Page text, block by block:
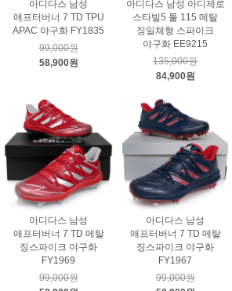
아디다스 남성
애프터버너 7 TD TPU
APAC 야구화 FY1835
99,000원
58,900원
아디다스 남성 아디제로
스타빌5 툴 115 메탈
징일체형 스파이크
야구화 EE9215
135,000원
84,900원
아디다스 남성
애프터버너 7 TD 메탈
징스파이크 야구화
FY1969
99,000원
아디다스 남성
애프터버너 7 TD 메탈
징스파이크 야구화
FY1967
99,000원